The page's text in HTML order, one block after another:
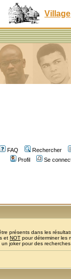
Village
FAQ
Rechercher
Profil
Se
présents dans les
et NOT pour déterminer les
joker pour des